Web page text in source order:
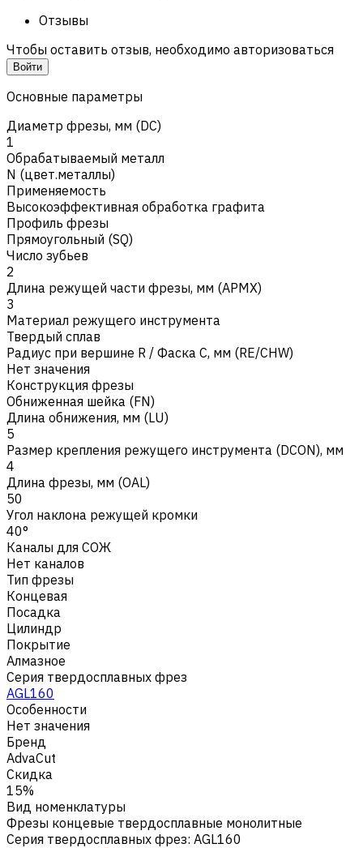
Отзывы
Чтобы оставить отзыв, необходимо авторизоваться
Войти
Основные параметры
Диаметр фрезы, мм (DC)
1
Обрабатываемый металл
N (цвет.металлы)
Применяемость
Высокоэффективная обработка графита
Профиль фрезы
Прямоугольный (SQ)
Число зубьев
2
Длина режущей части фрезы, мм (APMX)
3
Материал режущего инструмента
Твердый сплав
Радиус при вершине R / Фаска C, мм (RE/CHW)
Нет значения
Конструкция фрезы
Обниженная шейка (FN)
Длина обнижения, мм (LU)
5
Размер крепления режущего инструмента (DCON), мм
4
Длина фрезы, мм (OAL)
50
Угол наклона режущей кромки
40°
Каналы для СОЖ
Нет каналов
Тип фрезы
Концевая
Посадка
Цилиндр
Покрытие
Алмазное
Серия твердосплавных фрез
AGL160
Особенности
Нет значения
Бренд
AdvaCut
Скидка
15%
Вид номенклатуры
Фрезы концевые твердосплавные монолитные
Серия твердосплавных фрез: AGL160